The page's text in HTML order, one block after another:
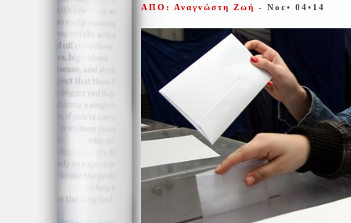
ΑΠΟ: Αναγνώστη Ζωή - Νοε• 04•14